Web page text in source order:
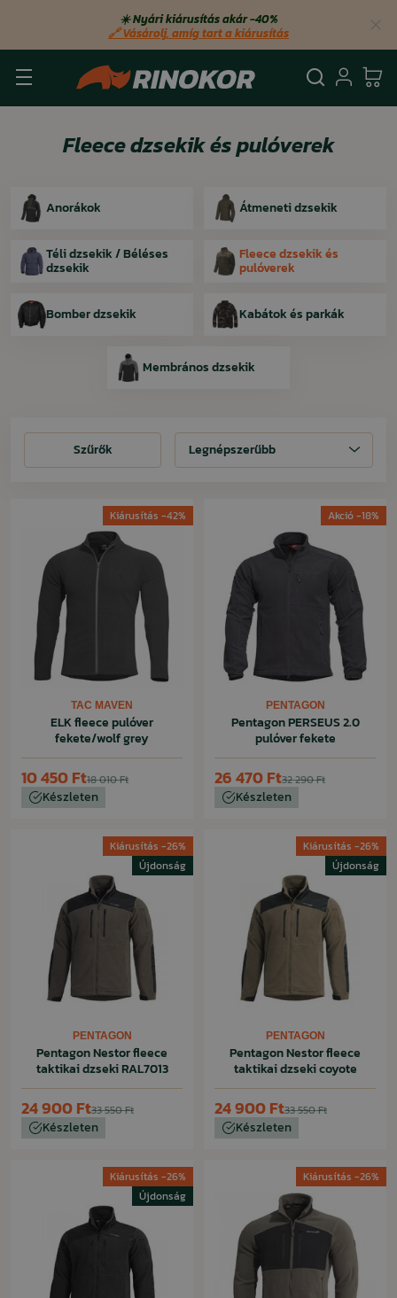
☀️ Nyári kiárusítás akár −40%
🔗 Vásárolj, amíg tart a kiárusítás
Keresés
Fleece dzsekik és pulóverek
Anorákok Átmeneti dzsekik
Téli dzsekik / Béléses
dzsekik
Fleece dzsekik és
pulóverek
Bomber dzsekik Kabátok és parkák
Membrános dzsekik
Szűrők
Szűrők Legnépszerűbb
Kiárusítás -42%
TAC MAVEN
ELK fleece pulóver
fekete/wolf grey
18 010 Ft
10 450 Ft
Készleten
Akció -18%
PENTAGON
Pentagon PERSEUS 2.0
pulóver fekete
32 290 Ft
26 470 Ft
Készleten
Kiárusítás -26%
Újdonság
PENTAGON
Pentagon Nestor fleece
taktikai dzseki RAL7013
33 550 Ft
24 900 Ft
Készleten
Kiárusítás -26%
Újdonság
PENTAGON
Pentagon Nestor fleece
taktikai dzseki coyote
33 550 Ft
24 900 Ft
Készleten
Kiárusítás -26%
Újdonság
Kiárusítás -26%